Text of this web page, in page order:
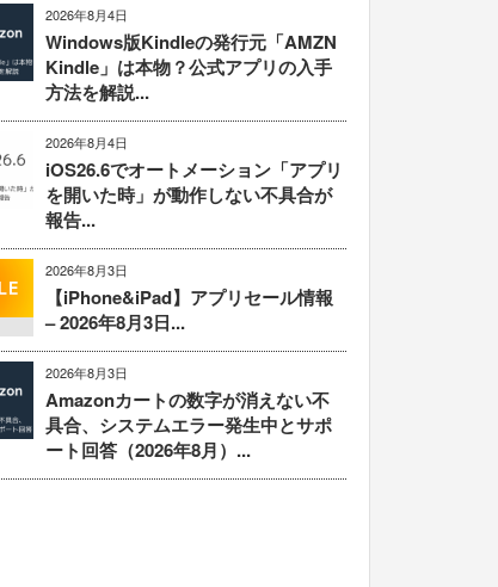
2026年8月4日
Windows版Kindleの発行元「AMZN
Kindle」は本物？公式アプリの入手
方法を解説...
2026年8月4日
iOS26.6でオートメーション「アプリ
を開いた時」が動作しない不具合が
報告...
2026年8月3日
【iPhone&iPad】アプリセール情報
– 2026年8月3日...
2026年8月3日
Amazonカートの数字が消えない不
具合、システムエラー発生中とサポ
ート回答（2026年8月）...